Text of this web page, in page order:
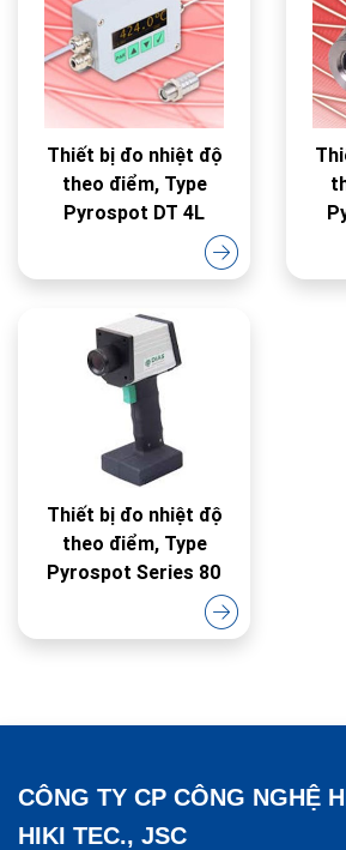
Thiết bị đo nhiệt độ
theo điểm, Type
Pyrospot DT 4L
Thiết bị đo nhiệt độ
theo điểm, Type
Pyrospot Series 80
CÔNG TY CP CÔNG NGHỆ
HIKI TEC., JSC